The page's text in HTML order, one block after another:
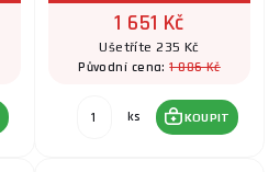
1 651 Kč
Ušetříte 235 Kč
Původní cena:1 886 Kč
ks KOUPIT